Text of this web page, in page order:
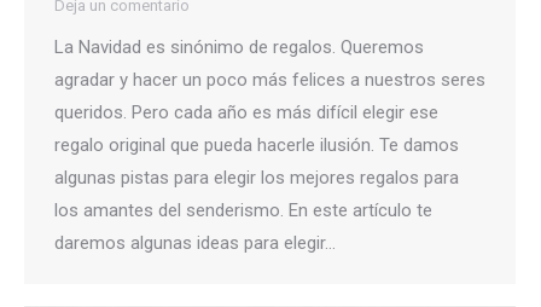
Deja un comentario
La Navidad es sinónimo de regalos. Queremos
agradar y hacer un poco más felices a nuestros seres
queridos. Pero cada año es más difícil elegir ese
regalo original que pueda hacerle ilusión. Te damos
algunas pistas para elegir los mejores regalos para
los amantes del senderismo. En este artículo te
daremos algunas ideas para elegir…